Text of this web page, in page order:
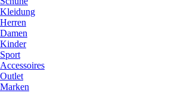
Kleidung
Herren
Damen
Kinder
Sport
Accessoires
Outlet
Marken